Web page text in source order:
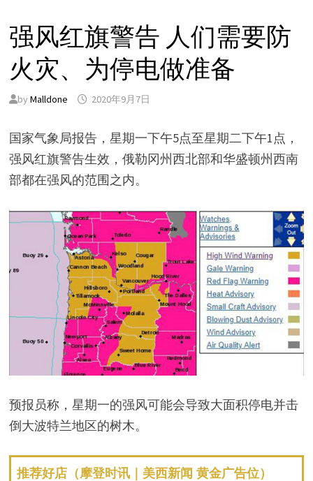
强风红旗警告 人们需要防
火灾、为停电做准备
by Malldone 2020年9月7日
国家气象局报告，星期一下午5点至星期二下午1点，
强风红旗警告生效，俄勒冈州西北部和华盛顿州西南
部都在强风的范围之内。
预报员称，星期一的强风可能会导致大面积停电并击
倒大波特兰地区的树木。
推荐好店（摩登时讯｜美西新闻 黄金广告位）